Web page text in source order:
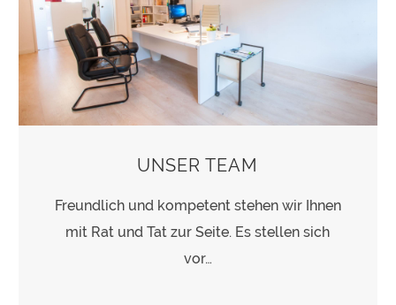
UNSER TEAM
Freundlich und kompetent stehen wir Ihnen
mit Rat und Tat zur Seite. Es stellen sich
vor…